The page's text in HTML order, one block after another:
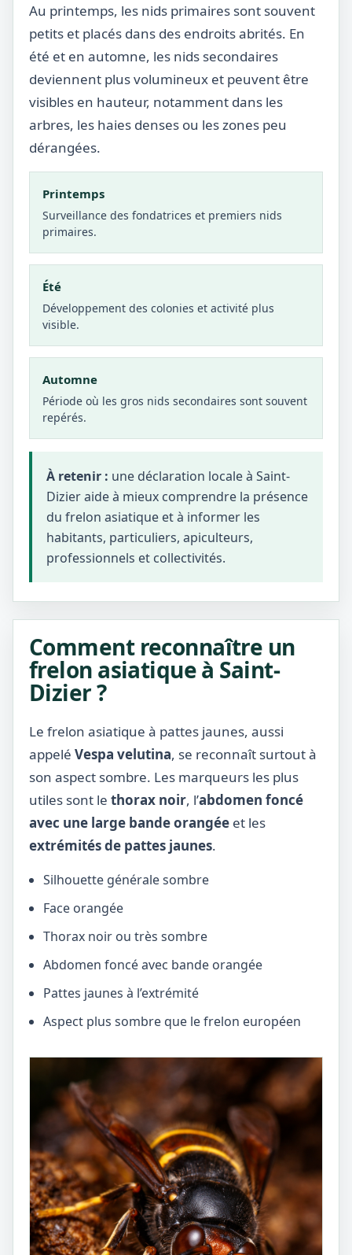
Au printemps, les nids primaires sont souvent
petits et placés dans des endroits abrités. En
été et en automne, les nids secondaires
deviennent plus volumineux et peuvent être
visibles en hauteur, notamment dans les
arbres, les haies denses ou les zones peu
dérangées.
Printemps
Surveillance des fondatrices et premiers nids
primaires.
Été
Développement des colonies et activité plus
visible.
Automne
Période où les gros nids secondaires sont souvent
repérés.
À retenir : une déclaration locale à Saint-
Dizier aide à mieux comprendre la présence
du frelon asiatique et à informer les
habitants, particuliers, apiculteurs,
professionnels et collectivités.
Comment reconnaître un
frelon asiatique à Saint-
Dizier ?
Le frelon asiatique à pattes jaunes, aussi
appelé Vespa velutina, se reconnaît surtout à
son aspect sombre. Les marqueurs les plus
utiles sont le thorax noir, l’abdomen foncé
avec une large bande orangée et les
extrémités de pattes jaunes.
Silhouette générale sombre
Face orangée
Thorax noir ou très sombre
Abdomen foncé avec bande orangée
Pattes jaunes à l’extrémité
Aspect plus sombre que le frelon européen